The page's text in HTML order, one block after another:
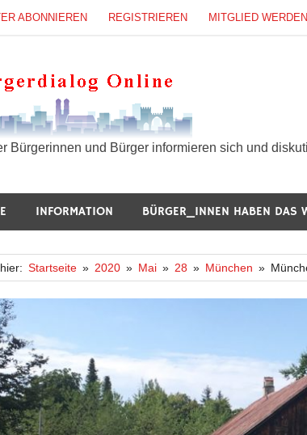
ABONNIEREN REGISTRIEREN MITGLIED WERDEN
Bürgerinnen und Bürger informieren sich und
INFORMATION BÜRGER_INNEN HABEN DAS
Startseite 2020 Mai 28 München